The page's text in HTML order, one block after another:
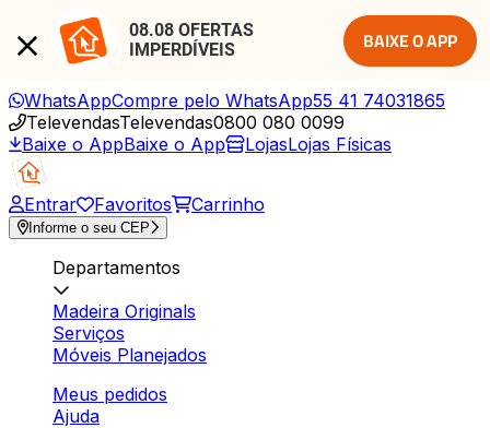
08.08 OFERTAS
IMPERDÍVEIS
BAIXE O APP
WhatsAppCompre pelo WhatsApp55 41 74031865
TelevendasTelevendas0800 080 0099
Baixe o AppBaixe o App LojasLojas Físicas
Entrar Favoritos Carrinho
Informe o seu CEP
Departamentos
Madeira Originals
Serviços
Móveis Planejados
Meus pedidos
Ajuda